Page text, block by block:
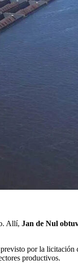
Allí, Jan de Nul
por la
productivos.